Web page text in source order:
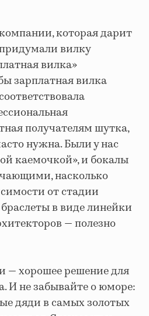
которая дарит
вилку
вилка»
зарплатная вилка
получателям шутка,
нужна. Были у нас
каемочкой», и бокалы
насколько
от стадии
в виде линейки
— полезно
— хорошее решение для
И не забывайте о юморе:
дяди в самых золотых